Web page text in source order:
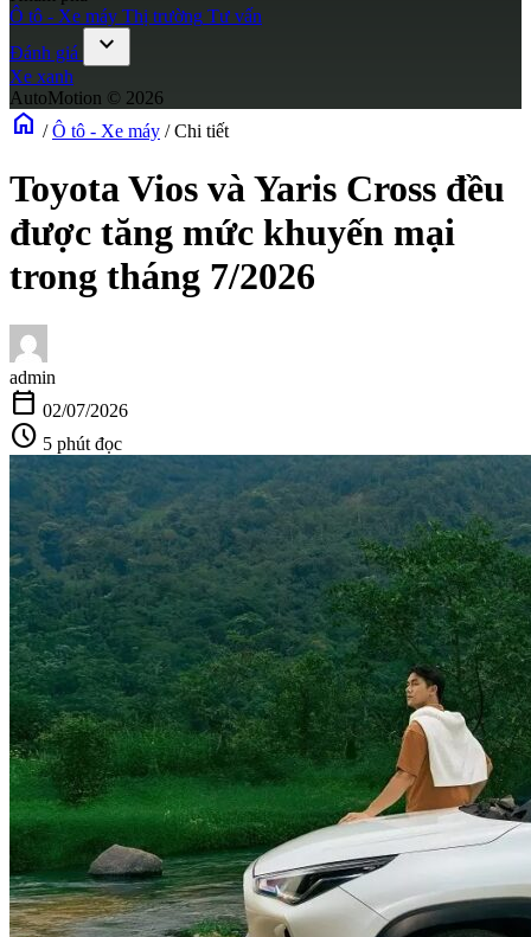
Ô tô - Xe máy Thị trường Tư vấn
Đánh giá
expand_more
Xe xanh
AutoMotion © 2026
home / Ô tô - Xe máy / Chi tiết
Toyota Vios và Yaris Cross đều
được tăng mức khuyến mại
trong tháng 7/2026
admin
calendar_today 02/07/2026
schedule 5 phút đọc